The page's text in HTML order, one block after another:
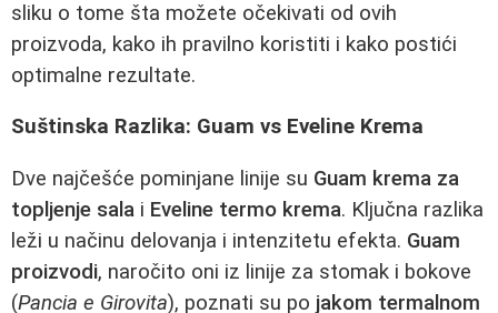
sliku o tome šta možete očekivati od ovih
proizvoda, kako ih pravilno koristiti i kako postići
optimalne rezultate.
Suštinska Razlika: Guam vs Eveline Krema
Dve najčešće pominjane linije su Guam krema za
topljenje sala i Eveline termo krema. Ključna razlika
leži u načinu delovanja i intenzitetu efekta. Guam
proizvodi, naročito oni iz linije za stomak i bokove
(Pancia e Girovita), poznati su po jakom termalnom